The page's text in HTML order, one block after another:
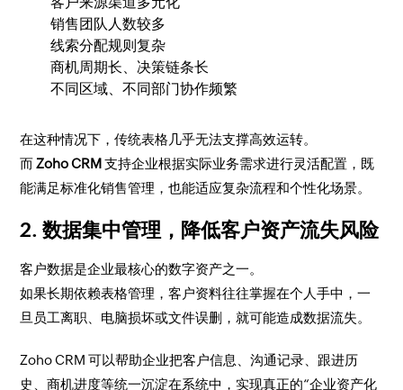
销售团队人数较多
线索分配规则复杂
商机周期长、决策链条长
不同区域、不同部门协作频繁
在这种情况下，传统表格几乎无法支撑高效运转。
而Zoho CRM支持企业根据实际业务需求进行灵活配置，既
能满足标准化销售管理，也能适应复杂流程和个性化场景。
2. 数据集中管理，降低客户资产流失风险
客户数据是企业最核心的数字资产之一。
如果长期依赖表格管理，客户资料往往掌握在个人手中，一
旦员工离职、电脑损坏或文件误删，就可能造成数据流失。
Zoho CRM 可以帮助企业把客户信息、沟通记录、跟进历
史、商机进度等统一沉淀在系统中，实现真正的“企业资产化